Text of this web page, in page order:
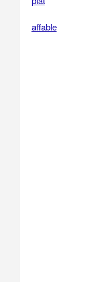
affable